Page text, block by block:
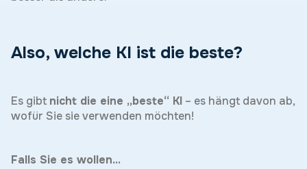
Also, welche KI ist die beste?
Es gibt nicht die eine „beste“ KI – es hängt davon ab,
wofür Sie sie verwenden möchten!
Falls Sie es wollen...